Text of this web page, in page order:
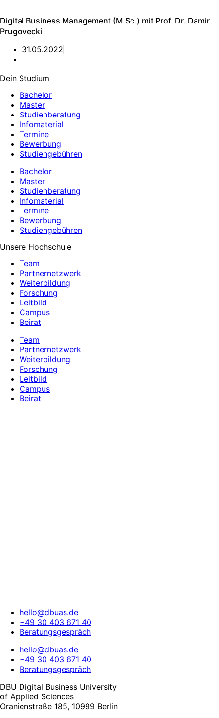
Digital Business Management (M.Sc.) mit Prof. Dr. Damir
Prugovecki
31.05.2022
Dein Studium
Bachelor
Master
Studienberatung
Infomaterial
Termine
Bewerbung
Studiengebühren
Bachelor
Master
Studienberatung
Infomaterial
Termine
Bewerbung
Studiengebühren
Unsere Hochschule
Team
Partnernetzwerk
Weiterbildung
Forschung
Leitbild
Campus
Beirat
Team
Partnernetzwerk
Weiterbildung
Forschung
Leitbild
Campus
Beirat
hello@dbuas.de
+49 30 403 671 40
Beratungsgespräch
hello@dbuas.de
+49 30 403 671 40
Beratungsgespräch
DBU Digital Business University
of Applied Sciences
Oranienstraße 185, 10999 Berlin